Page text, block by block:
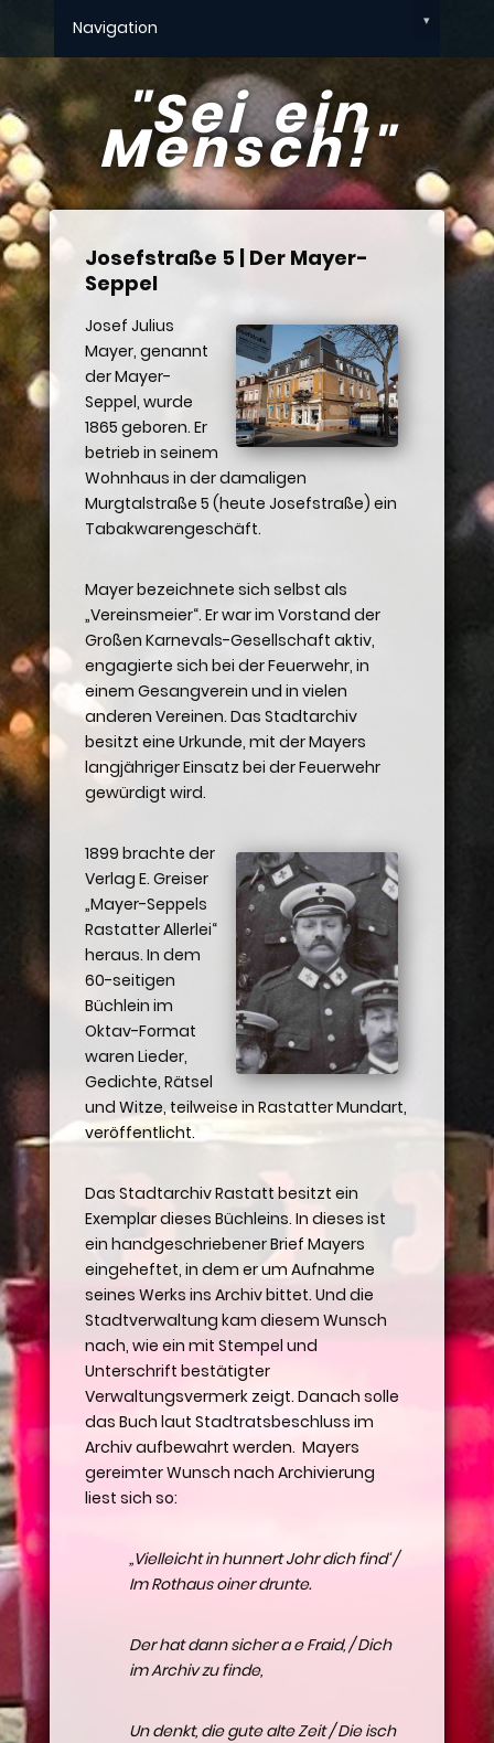
Navigation ▾
"Sei ein
Mensch!"
Josefstraße 5 | Der Mayer-
Seppel
Josef Julius
Mayer, genannt
der Mayer-
Seppel, wurde
1865 geboren. Er
betrieb in seinem
Wohnhaus in der damaligen
Murgtalstraße 5 (heute Josefstraße) ein
Tabakwarengeschäft.
Mayer bezeichnete sich selbst als
„Vereinsmeier“. Er war im Vorstand der
Großen Karnevals-Gesellschaft aktiv,
engagierte sich bei der Feuerwehr, in
einem Gesangverein und in vielen
anderen Vereinen. Das Stadtarchiv
besitzt eine Urkunde, mit der Mayers
langjähriger Einsatz bei der Feuerwehr
gewürdigt wird.
1899 brachte der
Verlag E. Greiser
„Mayer-Seppels
Rastatter Allerlei“
heraus. In dem
60-seitigen
Büchlein im
Oktav-Format
waren Lieder,
Gedichte, Rätsel
und Witze, teilweise in Rastatter Mundart,
veröffentlicht.
Das Stadtarchiv Rastatt besitzt ein
Exemplar dieses Büchleins. In dieses ist
ein handgeschriebener Brief Mayers
eingeheftet, in dem er um Aufnahme
seines Werks ins Archiv bittet. Und die
Stadtverwaltung kam diesem Wunsch
nach, wie ein mit Stempel und
Unterschrift bestätigter
Verwaltungsvermerk zeigt. Danach solle
das Buch laut Stadtratsbeschluss im
Archiv aufbewahrt werden. Mayers
gereimter Wunsch nach Archivierung
liest sich so:
„Vielleicht in hunnert Johr dich find‘ /
Im Rothaus oiner drunte.
Der hat dann sicher a e Fraid, / Dich
im Archiv zu finde,
Un denkt, die gute alte Zeit / Die isch